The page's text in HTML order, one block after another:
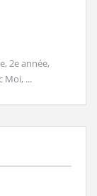
2e année,
Moi, ...